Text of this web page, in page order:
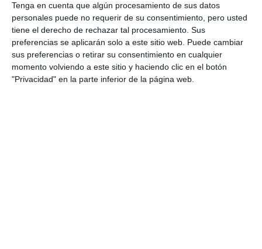
Tenga en cuenta que algún procesamiento de sus datos
personales puede no requerir de su consentimiento, pero usted
tiene el derecho de rechazar tal procesamiento. Sus
preferencias se aplicarán solo a este sitio web. Puede cambiar
sus preferencias o retirar su consentimiento en cualquier
momento volviendo a este sitio y haciendo clic en el botón
"Privacidad" en la parte inferior de la página web.